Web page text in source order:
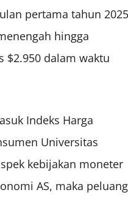
pertama tahun
hingga
$2.950 dalam waktu
Indeks Harga
Universitas
kebijakan moneter
AS, maka peluang